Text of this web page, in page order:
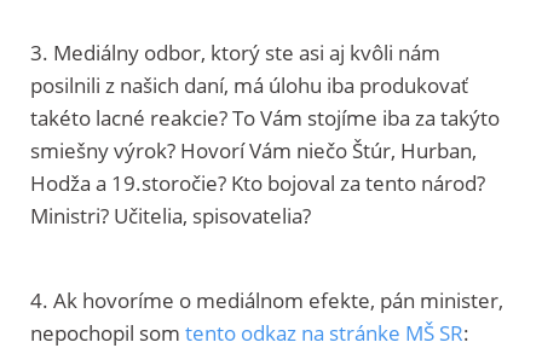
3. Mediálny odbor, ktorý ste asi aj kvôli nám
posilnili z našich daní, má úlohu iba produkovať
takéto lacné reakcie? To Vám stojíme iba za takýto
smiešny výrok? Hovorí Vám niečo Štúr, Hurban,
Hodža a 19.storočie? Kto bojoval za tento národ?
Ministri? Učitelia, spisovatelia?
4. Ak hovoríme o mediálnom efekte, pán minister,
nepochopil som tento odkaz na stránke MŠ SR: